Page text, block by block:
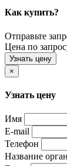
Как купить?
Отправьте
Цена по
Узнать цену
×
Узнать цену
Имя
E-mail
Телефон
Название